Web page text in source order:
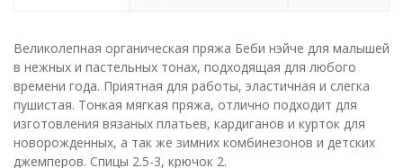
Великолепная органическая пряжа Беби нэйче для малышей
в нежных и пастельных тонах, подходящая для любого
времени года. Приятная для работы, эластичная и слегка
пушистая. Тонкая мягкая пряжа, отлично подходит для
изготовления вязаных платьев, кардиганов и курток для
новорожденных, а так же зимних комбинезонов и детских
джемперов. Спицы 2.5-3, крючок 2.